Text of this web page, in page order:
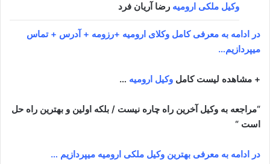
وکیل ملکی ارومیه رضا آریان فرد
در ادامه به معرفی کامل وکلای ارومیه +رزومه + آدرس + تماس
میپردازیم…
+ مشاهده لیست کامل وکیل ارومیه …
“مراجعه به وکیل آخرین راه چاره نیست / بلکه اولین و بهترین راه حل
است “
در ادامه به معرفی بهترین وکیل ملکی ارومیه میپردازیم …